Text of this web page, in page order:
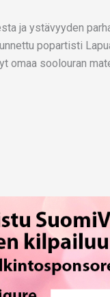
ja ystävyyden
popartisti
omaa soolouran